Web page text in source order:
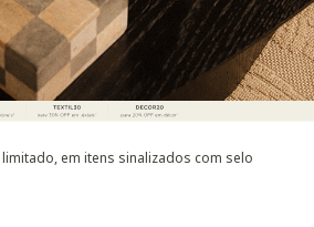
em itens sinalizados com selo